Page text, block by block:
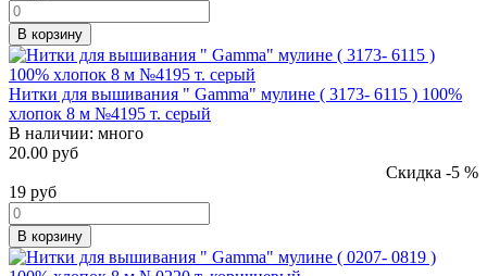
В корзину
Нитки для вышивания " Gamma" мулине ( 3173- 6115 ) 100%
хлопок 8 м №4195 т. серый
В наличии: много
20.00 руб
Скидка -5 %
19 руб
В корзину